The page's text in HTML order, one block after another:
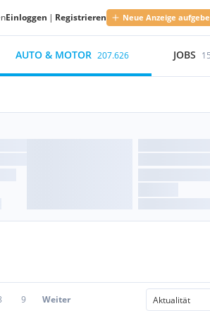
Einloggen | Registrieren Neue Anzeige
AUTO & MOTOR 207.626 JOBS
9 Weiter